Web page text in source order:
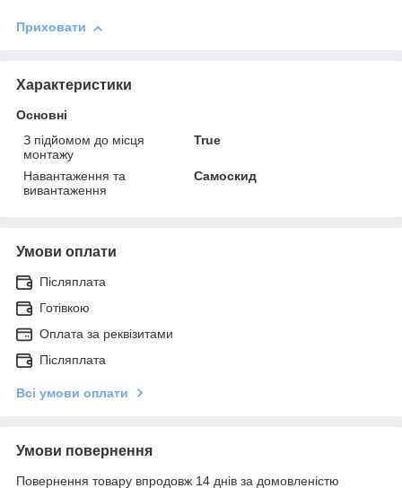
Приховати
Характеристики
Основні
З підйомом до місця
монтажу
True
Навантаження та
вивантаження
Самоскид
Умови оплати
Післяплата
Готівкою
Оплата за реквізитами
Післяплата
Всі умови оплати
Умови повернення
Повернення товару впродовж 14 днів за домовленістю